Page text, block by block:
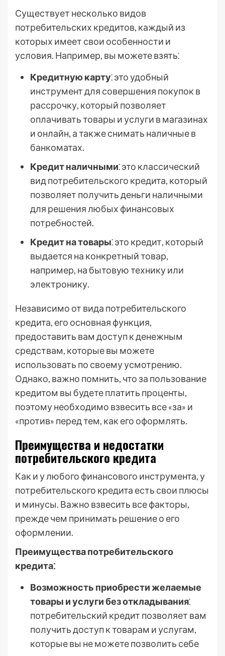
Существует несколько видов
потребительских кредитов, каждый из
которых имеет свои особенности и
условия. Например, вы можете взять⁚
Кредитную карту⁚ это удобный
инструмент для совершения покупок в
рассрочку, который позволяет
оплачивать товары и услуги в магазинах
и онлайн, а также снимать наличные в
банкоматах.
Кредит наличными⁚ это классический
вид потребительского кредита, который
позволяет получить деньги наличными
для решения любых финансовых
потребностей.
Кредит на товары⁚ это кредит, который
выдается на конкретный товар,
например, на бытовую технику или
электронику.
Независимо от вида потребительского
кредита, его основная функция,
предоставить вам доступ к денежным
средствам, которые вы можете
использовать по своему усмотрению.
Однако, важно помнить, что за пользование
кредитом вы будете платить проценты,
поэтому необходимо взвесить все «за» и
«против» перед тем, как его оформлять.
Преимущества и недостатки
потребительского кредита
Как и у любого финансового инструмента, у
потребительского кредита есть свои плюсы
и минусы. Важно взвесить все факторы,
прежде чем принимать решение о его
оформлении.
Преимущества потребительского
кредита⁚
Возможность приобрести желаемые
товары и услуги без откладывания⁚
потребительский кредит позволяет вам
получить доступ к товарам и услугам,
которые вы не можете позволить себе